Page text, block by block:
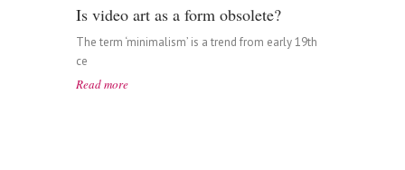
Is video art as a form obsolete?
The term ‘minimalism’ is a trend from early 19th
ce
Read more